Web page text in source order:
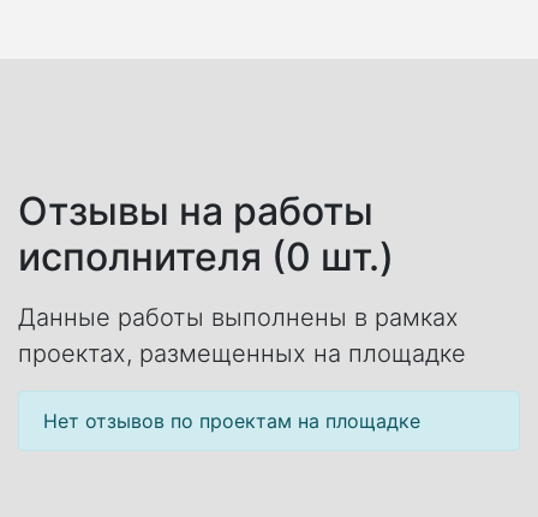
Отзывы на работы
исполнителя (0 шт.)
Данные работы выполнены в рамках
проектах, размещенных на площадке
Нет отзывов по проектам на площадке